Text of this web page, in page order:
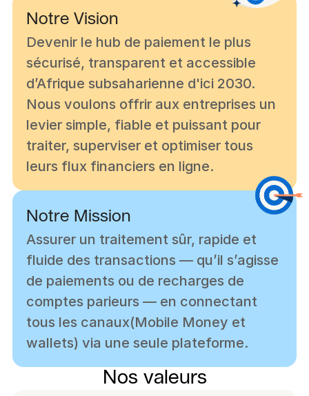
Notre Vision
Devenir le hub de paiement le plus
sécurisé, transparent et accessible
d’Afrique subsaharienne d'ici 2030.
Nous voulons offrir aux entreprises un
levier simple, fiable et puissant pour
traiter, superviser et optimiser tous
leurs flux financiers en ligne.
Notre Mission
Assurer un traitement sûr, rapide et
fluide des transactions — qu’il s’agisse
de paiements ou de recharges de
comptes parieurs — en connectant
tous les canaux(Mobile Money et
wallets) via une seule plateforme.
Nos valeurs